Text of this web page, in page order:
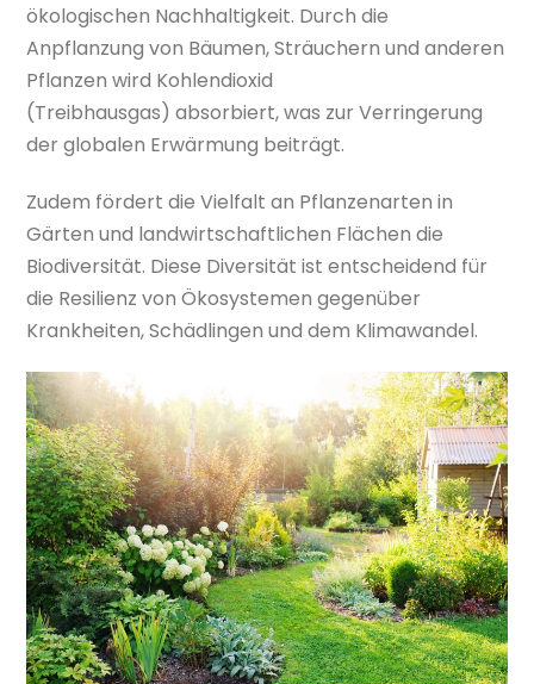
ökologischen Nachhaltigkeit. Durch die
Anpflanzung von Bäumen, Sträuchern und anderen
Pflanzen wird Kohlendioxid
(Treibhausgas) absorbiert, was zur Verringerung
der globalen Erwärmung beiträgt.
Zudem fördert die Vielfalt an Pflanzenarten in
Gärten und landwirtschaftlichen Flächen die
Biodiversität. Diese Diversität ist entscheidend für
die Resilienz von Ökosystemen gegenüber
Krankheiten, Schädlingen und dem Klimawandel.